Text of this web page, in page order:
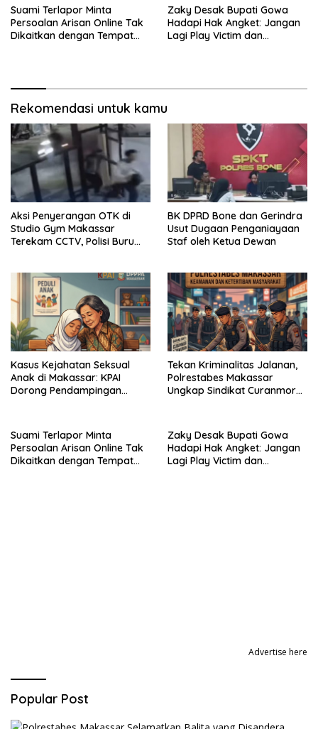
Suami Terlapor Minta
Persoalan Arisan Online Tak
Dikaitkan dengan Tempat
Zaky Desak Bupati Gowa
Hadapi Hak Angket: Jangan
Lagi Play Victim dan
Rekomendasi untuk kamu
Aksi Penyerangan OTK di
Studio Gym Makassar
Terekam CCTV, Polisi Buru
BK DPRD Bone dan Gerindra
Usut Dugaan Penganiayaan
Staf oleh Ketua Dewan
Kasus Kejahatan Seksual
Anak di Makassar: KPAI
Dorong Pendampingan
Tekan Kriminalitas Jalanan,
Polrestabes Makassar
Ungkap Sindikat Curanmor
Suami Terlapor Minta
Persoalan Arisan Online Tak
Dikaitkan dengan Tempat
Zaky Desak Bupati Gowa
Hadapi Hak Angket: Jangan
Lagi Play Victim dan
Advertise here
Popular Post